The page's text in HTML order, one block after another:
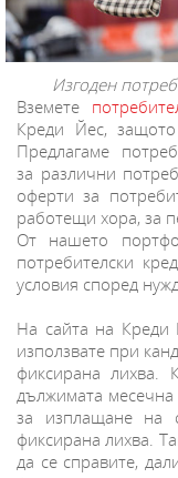
Изгоден
Вземете
Креди Йес,
Предлагаме
за различни
оферти за
работещи хора, за
От нашето
потребителски
условия според
На сайта на Креди
използвате при
фиксирана лихва.
дължимата месечна
за изплащане на
фиксирана лихва.
да се справите,